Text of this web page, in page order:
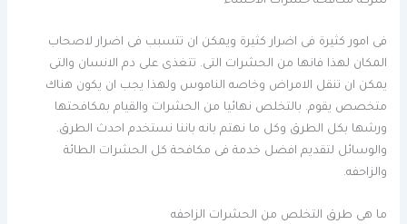
فى امور كثيرة فى اضرار كثيرة ويمكن ان تتسبب فى اضرار لاصحاب
المكان لهذا فانها من الحشرات التى. تتغذى على دم الانسان والتى
يمكن ان تنقل الامراض وخاصه الناموس ولهذا يجب ان يكون هناك
متخصص يقوم. بالتخلص نهائيا من الحشرات والقيام بمكافحتها
ورشها بكل الطرق وكل ما نهتم بانه باننا نستخدم احدث الطرق.
والوسائل لتقديم افضل خدمة فى مكافحة كل الحشرات الطائة
والزاحفه.
ما هى طرق التخلص من الحشرات الزاحفه